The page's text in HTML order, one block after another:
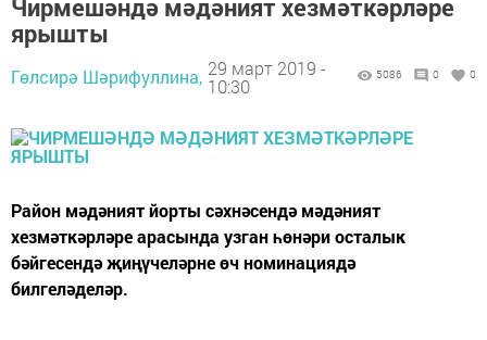
Чирмешәндә мәдәният хезмәткәрләре
ярышты
Гөлсирә Шәрифуллина, 29 март 2019 -
10:30
5086 0 0
Район мәдәният йорты сәхнәсендә мәдәният
хезмәткәрләре арасында узган һөнәри осталык
бәйгесендә җиңүчеләрне өч номинациядә
билгеләделәр.